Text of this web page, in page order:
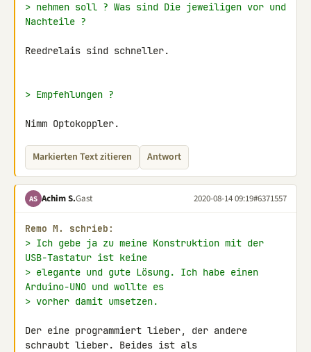
> nehmen soll ? Was sind Die jeweiligen vor und
Nachteile ?
Reedrelais sind schneller.
> Empfehlungen ?
Nimm Optokoppler.
Markierten Text zitieren Antwort
AS Achim S.Gast 2020-08-14 09:19#6371557
Remo M. schrieb:
> Ich gebe ja zu meine Konstruktion mit der
USB-Tastatur ist keine
> elegante und gute Lösung. Ich habe einen
Arduino-UNO und wollte es
> vorher damit umsetzen.
Der eine programmiert lieber, der andere
schraubt lieber. Beides ist als